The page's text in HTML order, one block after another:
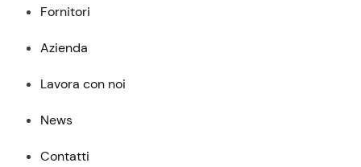
Fornitori
Azienda
Lavora con noi
News
Contatti